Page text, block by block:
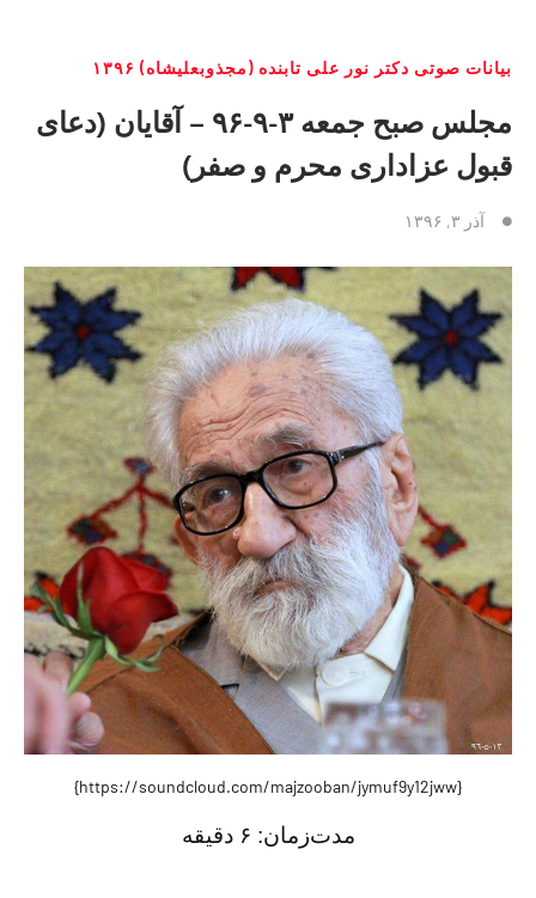
بیانات صوتی دکتر نور علی تابنده (مجذوبعلیشاه) ۱۳۹۶
مجلس صبح جمعه ٣-٩-٩۶ – آقایان (دعای
قبول عزاداری محرم و صفر)
آذر ۳, ۱۳۹۶
{https://soundcloud.com/majzooban/jymuf9y12jww}
مدت‌زمان: ۶ دقيقه